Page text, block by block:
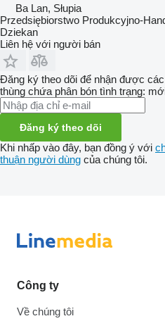
Ba Lan, Słupia
Przedsiębiorstwo Produkcyjno-
Dziekan
Liên hệ với người bán
Đăng ký theo dõi để nhận được
thùng chứa phân bón tình trạng:
Đăng ký theo dõi
Khi nhấp vào đây, bạn đồng ý với
thuận người dùng của chúng tôi.
Công ty
Về chúng tôi